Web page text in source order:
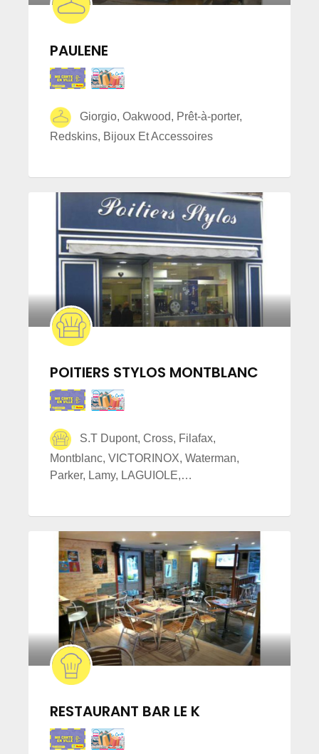
PAULENE
Giorgio, Oakwood, Prêt-à-porter,
Redskins, Bijoux Et Accessoires
POITIERS STYLOS MONTBLANC
S.T Dupont, Cross, Filafax,
Montblanc, VICTORINOX, Waterman,
Parker, Lamy, LAGUIOLE,…
RESTAURANT BAR LE K